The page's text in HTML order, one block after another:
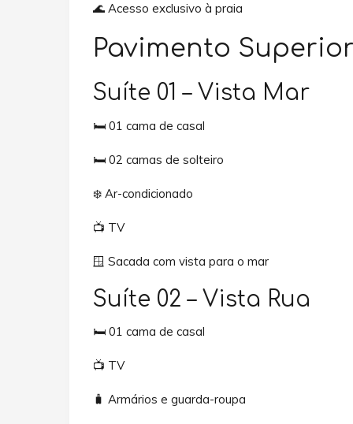
🌊 Acesso exclusivo à praia
Pavimento
Suíte 01 – Vista Mar
🛏️ 01 cama de casal
🛏️ 02 camas de solteiro
❄️ Ar-condicionado
📺 TV
🪟 Sacada com vista para o mar
Suíte 02 – Vista Rua
🛏️ 01 cama de casal
📺 TV
🧳 Armários e guarda-roupa